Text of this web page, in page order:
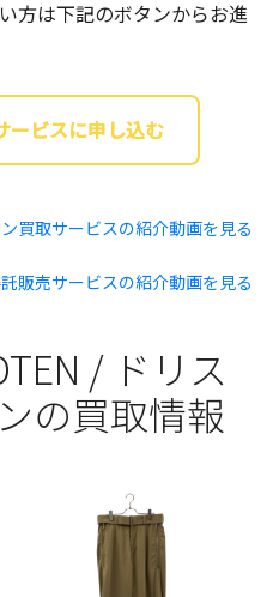
方は下記のボタンからお進
ービスに申し込む
買取サービスの紹介動画を見る
販売サービスの紹介動画を見る
/ ドリス
の買取情報